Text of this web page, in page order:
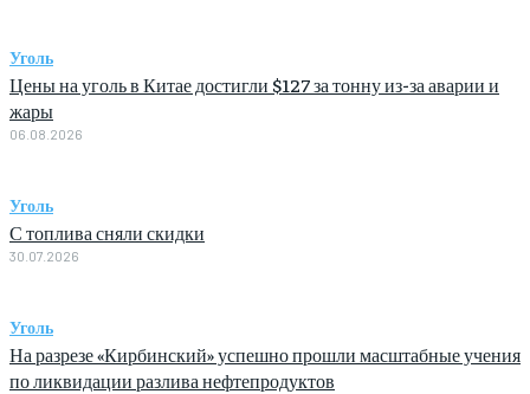
Уголь
Цены на уголь в Китае достигли $127 за тонну из-за аварии и
жары
06.08.2026
Уголь
С топлива сняли скидки
30.07.2026
Уголь
На разрезе «Кирбинский» успешно прошли масштабные учения
по ликвидации разлива нефтепродуктов